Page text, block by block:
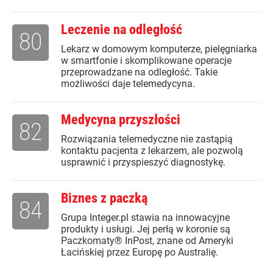
Leczenie na odległość
Lekarz w domowym komputerze, pielęgniarka
w smartfonie i skomplikowane operacje
przeprowadzane na odległość. Takie
możliwości daje telemedycyna.
80
Medycyna przyszłości
Rozwiązania telemedyczne nie zastąpią
kontaktu pacjenta z lekarzem, ale pozwolą
usprawnić i przyspieszyć diagnostykę.
82
Biznes z paczką
Grupa Integer.pl stawia na innowacyjne
produkty i usługi. Jej perłą w koronie są
Paczkomaty® InPost, znane od Ameryki
Łacińskiej przez Europę po Australię.
84